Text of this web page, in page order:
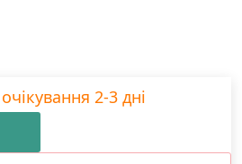
очікування 2-3 дні